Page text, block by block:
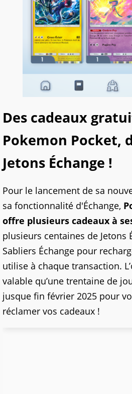
Des cadeaux
Pokemon Pocket,
Jetons Échange !
Pour le lancement de sa
sa fonctionnalité d'Échange,
offre plusieurs cadeaux à
plusieurs centaines de Jetons
Sabliers Échange pour
utilise à chaque transaction.
valable qu’une trentaine de
jusque fin février 2025 pour
réclamer vos cadeaux !